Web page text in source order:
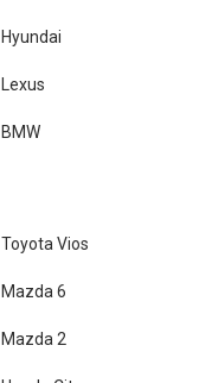
Hyundai
Lexus
BMW
Toyota Vios
Mazda 6
Mazda 2